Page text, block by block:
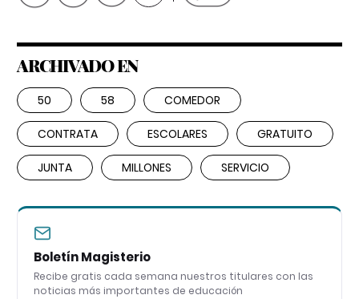
ARCHIVADO EN
50 58 COMEDOR
CONTRATA ESCOLARES GRATUITO
JUNTA MILLONES SERVICIO
Boletín Magisterio
Recibe gratis cada semana nuestros titulares con las
noticias más importantes de educación